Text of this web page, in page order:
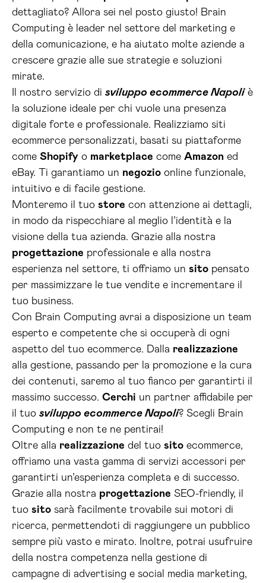
dettagliato? Allora sei nel posto giusto! Brain
Computing è leader nel settore del marketing e
della comunicazione, e ha aiutato molte aziende a
crescere grazie alle sue strategie e soluzioni
mirate.
Il nostro servizio di sviluppo ecommerce Napoliè
la soluzione ideale per chi vuole una presenza
digitale forte e professionale. Realizziamo siti
ecommerce personalizzati, basati su piattaforme
come Shopify o marketplace come Amazon ed
eBay. Ti garantiamo un negozio online funzionale,
intuitivo e di facile gestione.
Monteremo il tuo store con attenzione ai dettagli,
in modo da rispecchiare al meglio l’identità e la
visione della tua azienda. Grazie alla nostra
progettazione professionale e alla nostra
esperienza nel settore, ti offriamo un sito pensato
per massimizzare le tue vendite e incrementare il
tuo business.
Con Brain Computing avrai a disposizione un team
esperto e competente che si occuperà di ogni
aspetto del tuo ecommerce. Dalla realizzazione
alla gestione, passando per la promozione e la cura
dei contenuti, saremo al tuo fianco per garantirti il
massimo successo. Cerchi un partner affidabile per
il tuo sviluppo ecommerce Napoli? Scegli Brain
Computing e non te ne pentirai!
Oltre alla realizzazione del tuo sito ecommerce,
offriamo una vasta gamma di servizi accessori per
garantirti un’esperienza completa e di successo.
Grazie alla nostra progettazione SEO-friendly, il
tuo sito sarà facilmente trovabile sui motori di
ricerca, permettendoti di raggiungere un pubblico
sempre più vasto e mirato. Inoltre, potrai usufruire
della nostra competenza nella gestione di
campagne di advertising e social media marketing,